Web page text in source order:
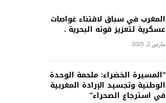
المغرب في سباق لاقتناء غواصات
عسكرية لتعزيز قوته البحرية .
مارس 2, 2025
“المسيرة الخضراء: ملحمة الوحدة
الوطنية وتجسيد الإرادة المغربية
في استرجاع الصحراء”